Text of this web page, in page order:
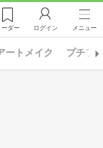
ーダー ログイン メニュー
ートメイク プチプ